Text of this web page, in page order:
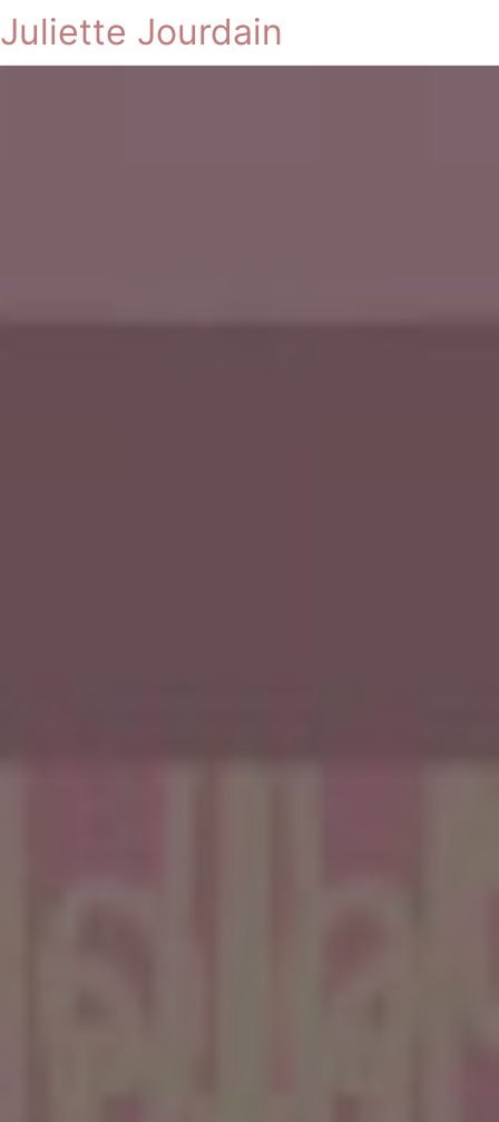
Juliette Jourdain